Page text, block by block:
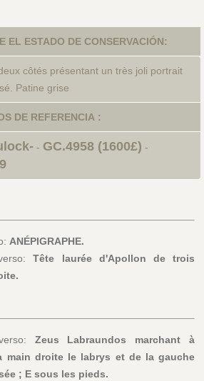
EL ESTADO DE CONSERVACIÓN:
côtés présentant un très joli portrait
Patine grise
DE REFERENCIA :
- GC.4958 (1600£) -
ANÉPIGRAPHE.
Tête laurée d'Apollon de trois
Zeus Labraundos marchant à
main droite le labrys et de la gauche
; E sous les pieds.